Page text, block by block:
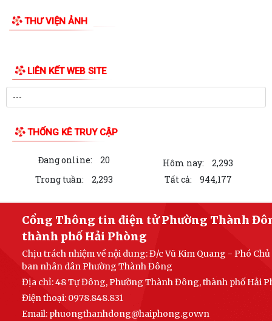
Hơn 1.600 đoàn viên, người lao động trên địa bàn phường Thành Đông
hè năm 2026 cho đội ngũ giáo viên
Phường Thành Đông tri ân Người có công
nhân kỷ niệm 79 năm Ngày Thương...
Phường Thành Đông tri ân các gia đình chính sách nhân dịp 27/7
Phường Thành Đông tổ chức chương trình "Bữa cơm công đoàn"
Hội Cựu Công an nhân dân phường Thành Đông tổ chức Đại hội thành
lập nhiệm kỳ 2026 – 2031
Phường Thành Đông long trọng tổ chức Lễ thắp nến tri ân các anh
Viết tiếp câu chuyện hòa bình - Dâng hương tri ân - Giữ trọ đạo lý "Uống
nước nhớ nguồn"
THƯ VIỆN ẢNH
LIÊN KẾT WEB SITE
THỐNG KÊ TRUY CẬP